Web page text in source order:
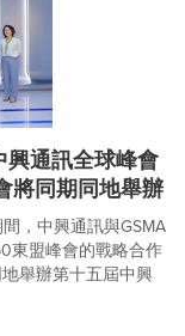
興通訊全球峰會
將同期同地舉辦
，中興通訊與GSMA
東盟峰會的戰略合作
舉辦第十五屆中興